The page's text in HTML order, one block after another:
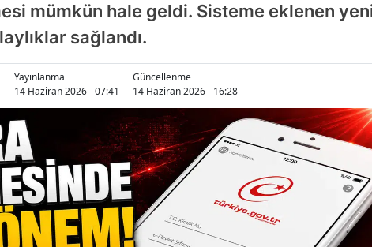
mümkün hale geldi. Sisteme eklenen
sağlandı.
Yayınlanma
14 Haziran 2026 - 07:41
Güncellenme
14 Haziran 2026 - 16:28